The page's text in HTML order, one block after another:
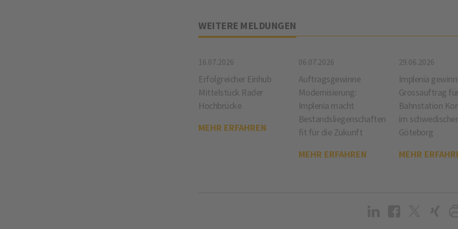
WEITERE MELDUNGEN
16.07.2026
Erfolgreicher Einhub
Mittelstück Rader
Hochbrücke
MEHR ERFAHREN
06.07.2026
Auftragsgewinne
Modernisierung:
Implenia macht
Bestandsliegenschaften
fit für die Zukunft
MEHR ERFAHREN
29.06.2026
Implenia
Grossauftrag
Bahnstation
im
Göteborg
MEHR